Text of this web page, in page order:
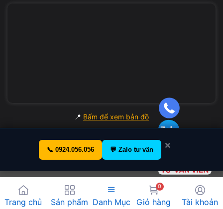
– Legion (dòng gaming)
Khoảng 1.200.000 – 2.000.000
Trang chủ Sản phẩm Danh Mục
0
Giỏ hàng Tài khoản
📍 Bấm để xem bản đồ
📞 0924.056.056 💬 Zalo tư vấn ×